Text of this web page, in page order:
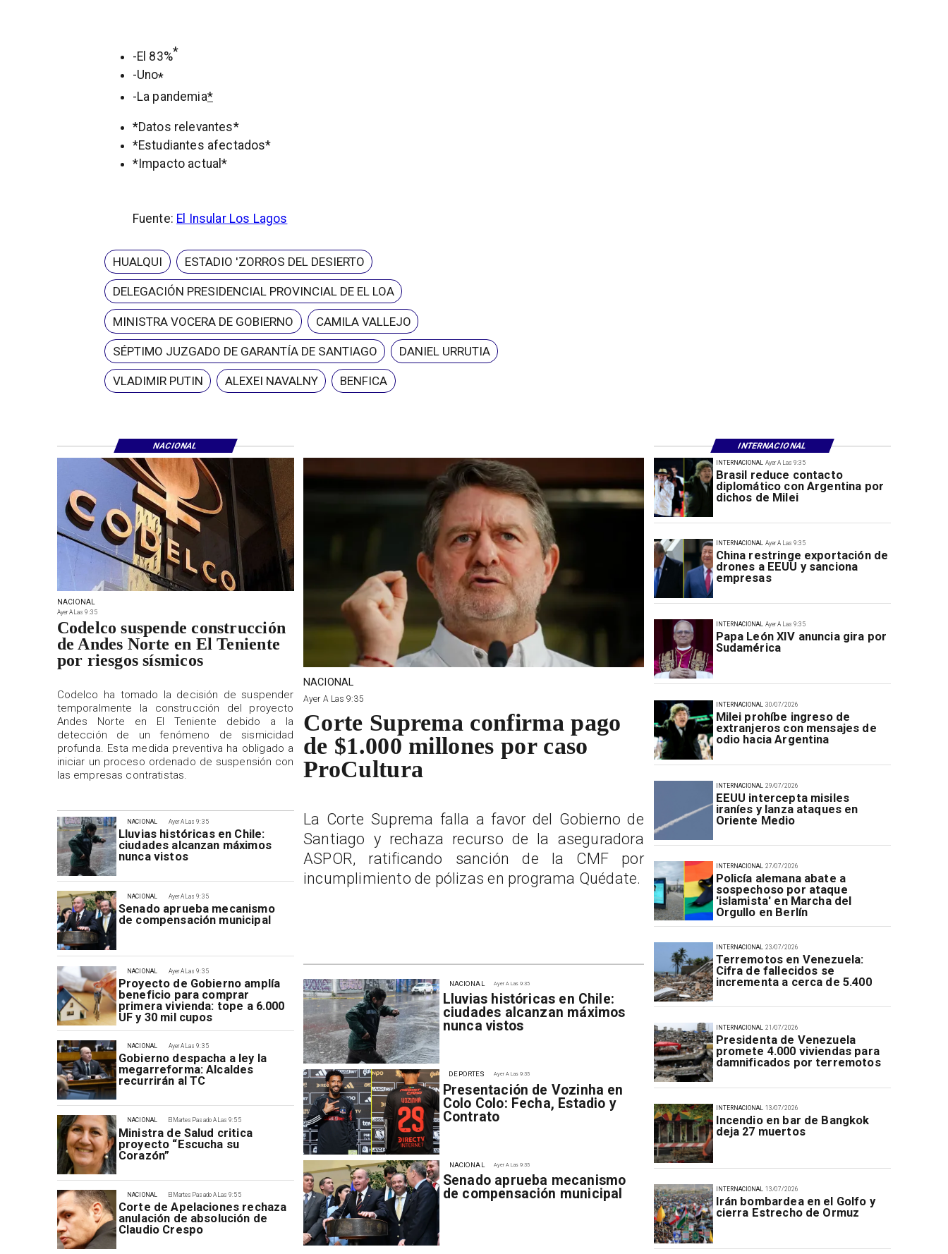
-El 83%*
-Uno*
-La pandemia*
*Datos relevantes*
*Estudiantes afectados*
*Impacto actual*
Fuente: El Insular Los Lagos
HUALQUI ESTADIO 'ZORROS DEL DESIERTO
DELEGACIÓN PRESIDENCIAL PROVINCIAL DE EL LOA
MINISTRA VOCERA DE GOBIERNO CAMILA VALLEJO
SÉPTIMO JUZGADO DE GARANTÍA DE SANTIAGO DANIEL URRUTIA
VLADIMIR PUTIN ALEXEI NAVALNY BENFICA
Ayer A Las 9:35
Brasil reduce contacto
diplomático con Argentina por
dichos de Milei
INTERNACIONAL
Ayer A Las 9:35
China restringe exportación de
drones a EEUU y sanciona
empresas
INTERNACIONAL
Ayer A Las 9:35
Papa León XIV anuncia gira por
Sudamérica
INTERNACIONAL
30/07/2026
Milei prohíbe ingreso de
extranjeros con mensajes de
odio hacia Argentina
INTERNACIONAL
29/07/2026
EEUU intercepta misiles
iraníes y lanza ataques en
Oriente Medio
INTERNACIONAL
27/07/2026
Policía alemana abate a
sospechoso por ataque
'islamista' en Marcha del
Orgullo en Berlín
INTERNACIONAL
23/07/2026
Terremotos en Venezuela:
Cifra de fallecidos se
incrementa a cerca de 5.400
INTERNACIONAL
21/07/2026
Presidenta de Venezuela
promete 4.000 viviendas para
damnificados por terremotos
INTERNACIONAL
13/07/2026
Incendio en bar de Bangkok
deja 27 muertos
INTERNACIONAL
13/07/2026
Irán bombardea en el Golfo y
cierra Estrecho de Ormuz
INTERNACIONAL
Ayer A Las 9:35
Lluvias históricas en Chile:
ciudades alcanzan máximos
nunca vistos
NACIONAL
Ayer A Las 9:35
Senado aprueba mecanismo
de compensación municipal
NACIONAL
Ayer A Las 9:35
Proyecto de Gobierno amplía
beneficio para comprar
primera vivienda: tope a 6.000
UF y 30 mil cupos
NACIONAL
Ayer A Las 9:35
Gobierno despacha a ley la
megarreforma: Alcaldes
recurrirán al TC
NACIONAL
El Martes Pasado A Las 9:55
Ministra de Salud critica
proyecto “Escucha su
Corazón”
NACIONAL
El Martes Pasado A Las 9:55
Corte de Apelaciones rechaza
anulación de absolución de
Claudio Crespo
NACIONAL
Ayer A Las 9:35
Lluvias históricas en Chile:
ciudades alcanzan máximos
nunca vistos
NACIONAL
Ayer A Las 9:35
Presentación de Vozinha en
Colo Colo: Fecha, Estadio y
Contrato
DEPORTES
Ayer A Las 9:35
Senado aprueba mecanismo
de compensación municipal
NACIONAL
NACIONAL
Ayer A Las 9:35
Codelco suspende construcción
de Andes Norte en El Teniente
por riesgos sísmicos
Codelco ha tomado la decisión de suspender
temporalmente la construcción del proyecto
Andes Norte en El Teniente debido a la
detección de un fenómeno de sismicidad
profunda. Esta medida preventiva ha obligado a
iniciar un proceso ordenado de suspensión con
las empresas contratistas.
NACIONAL
Ayer A Las 9:35
Corte Suprema confirma pago
de $1.000 millones por caso
ProCultura
La Corte Suprema falla a favor del Gobierno de
Santiago y rechaza recurso de la aseguradora
ASPOR, ratificando sanción de la CMF por
incumplimiento de pólizas en programa Quédate.
NACIONAL INTERNACIONAL